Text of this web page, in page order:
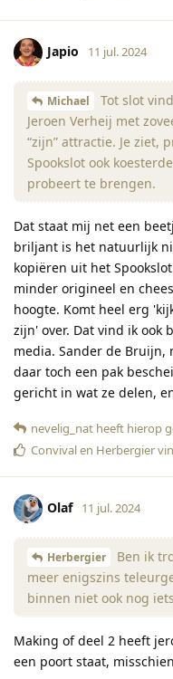
Japio 11 jul. 2024
Michael
Tot slot
Jeroen Verheij met
“zijn” attractie. Je ziet,
Spookslot ook
probeert te brengen.
Dat staat mij net een
briljant is het natuurlijk
kopiëren uit het
minder origineel en
hoogte. Komt heel erg
zijn' over. Dat vind ik ook
media. Sander de Bruijn,
daar toch een pak
gericht in wat ze delen,
nevelig_nat heeft hierop
Convivalen Herbergier
Olaf 11 jul. 2024
Herbergier
Ben ik
meer enigszins
binnen niet ook nog
Making of deel 2 heeft
een poort staat,